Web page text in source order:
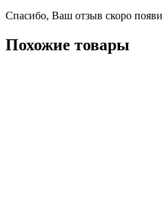
Спасибо, Ваш отзыв скоро
Похожие товары